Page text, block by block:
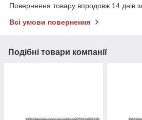
Повернення товару впродовж 14 днів
Всі умови повернення
Подібні товари компанії